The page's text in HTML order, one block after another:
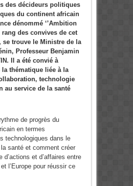
des décideurs politiques
du continent africain
dénommé ‘’Ambition
rang des convives de cet
se trouve le Ministre de la
Professeur Benjamin
Il a été convié à
la thématique liée à la
technologie
au service de la santé
de progrès du
en termes
technologiques dans le
santé et comment créer
d’actions et d’affaires entre
l’Europe pour réussir ce